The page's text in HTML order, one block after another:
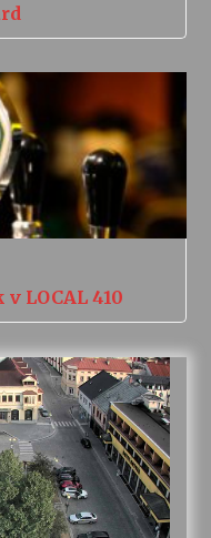
LOCAL 410